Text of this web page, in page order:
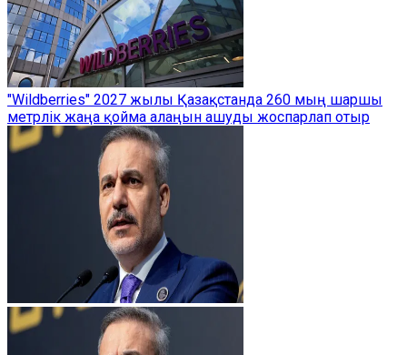
"Wildberries" 2027 жылы Қазақстанда 260 мың шаршы
метрлік жаңа қойма алаңын ашуды жоспарлап отыр